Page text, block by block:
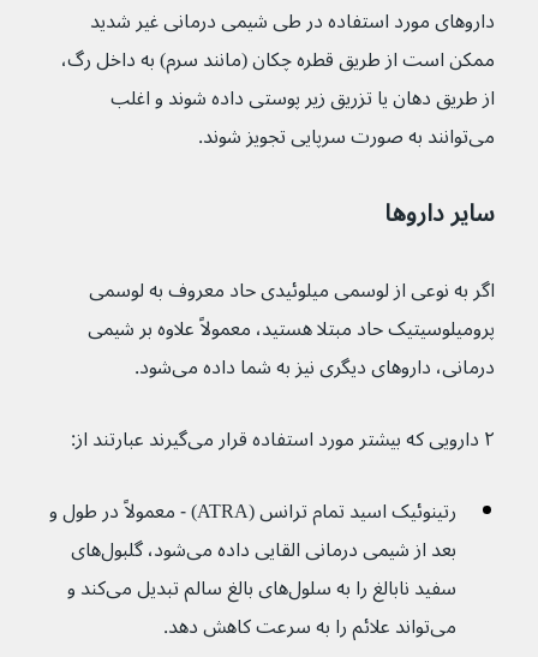
داروهای مورد استفاده در طی شیمی درمانی غیر شدید
ممکن است از طریق قطره چکان (مانند سرم) به داخل رگ،
از طریق دهان یا تزریق زیر پوستی داده شوند و اغلب
می‌توانند به صورت سرپایی تجویز شوند.
سایر داروها
اگر به نوعی از لوسمی میلوئیدی حاد معروف به لوسمی
پرومیلوسیتیک حاد مبتلا هستید، معمولاً علاوه بر شیمی
درمانی، داروهای دیگری نیز به شما داده می‌شود.
۲ دارویی که بیشتر مورد استفاده قرار می‌گیرند عبارتند از:
رتینوئیک اسید تمام ترانس (ATRA) - معمولاً در طول و
بعد از شیمی درمانی القایی داده می‌شود، گلبول
های
سفید نابالغ را به سلول‌های بالغ سالم تبدیل می‌کند و
می‌تواند علائم را به سرعت کاهش دهد.